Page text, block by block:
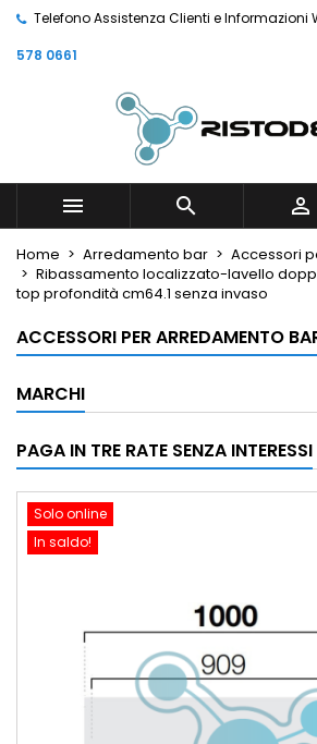
Telefono Assistenza Clienti e Informazioni
578 0661
  
Home Arredamento bar
Accessori
Ribassamento localizzato-lavello
top profondità cm64.1 senza invaso
ACCESSORI PER ARREDAMENTO
MARCHI
PAGA IN TRE RATE SENZA INTERESSI
Solo online
In saldo!